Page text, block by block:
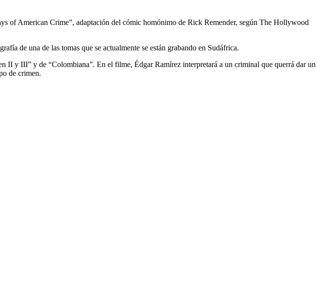
of American Crime”, adaptación del cómic homónimo de Rick Remender, según The Hollywood
de una de las tomas que se actualmente se están grabando en Sudáfrica.
y III” y de “Colombiana”. En el filme, Édgar Ramírez interpretará a un criminal que querrá dar un
de crimen.